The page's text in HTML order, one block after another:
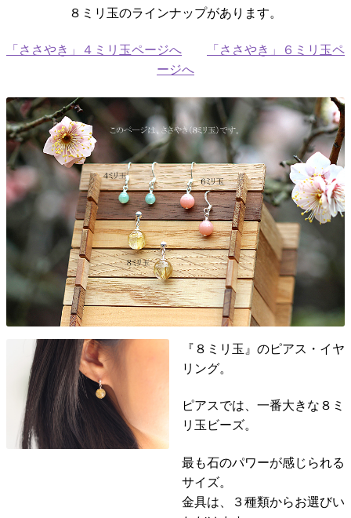
８ミリ玉のラインナップがあります。
「ささやき」４ミリ玉ページへ
「ささやき」６ミリ玉ペ
ージへ
『８ミリ玉』のピアス・イヤ
リング。
ピアスでは、一番大きな８ミ
リ玉ビーズ。
最も石のパワーが感じられる
サイズ。
金具は、３種類からお選びい